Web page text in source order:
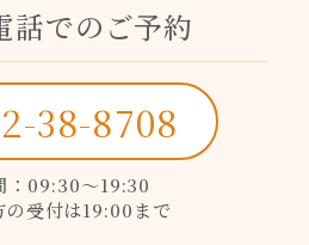
話でのご予約
38-8708
：09:30〜19:30
受付は19:00まで